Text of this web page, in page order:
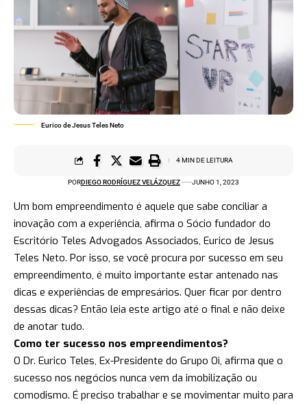
Eurico de Jesus Teles Neto
PORDIEGO RODRÍGUEZ VELÁZQUEZ JUNHO 1, 2023
4 MIN DE LEITURA
Um bom empreendimento é aquele que sabe conciliar a
inovação com a experiência, afirma o Sócio fundador do
Escritório Teles Advogados Associados, Eurico de Jesus
Teles Neto. Por isso, se você procura por sucesso em seu
empreendimento, é muito importante estar antenado nas
dicas e experiências de empresários. Quer ficar por dentro
dessas dicas? Então leia este artigo até o final e não deixe
de anotar tudo.
Como ter sucesso nos empreendimentos?
O Dr. Eurico Teles, Ex-Presidente do Grupo Oi, afirma que o
sucesso nos negócios nunca vem da imobilização ou
comodismo. É preciso trabalhar e se movimentar muito para